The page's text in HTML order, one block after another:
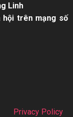
Linh
hội trên mạng số
Privacy Policy